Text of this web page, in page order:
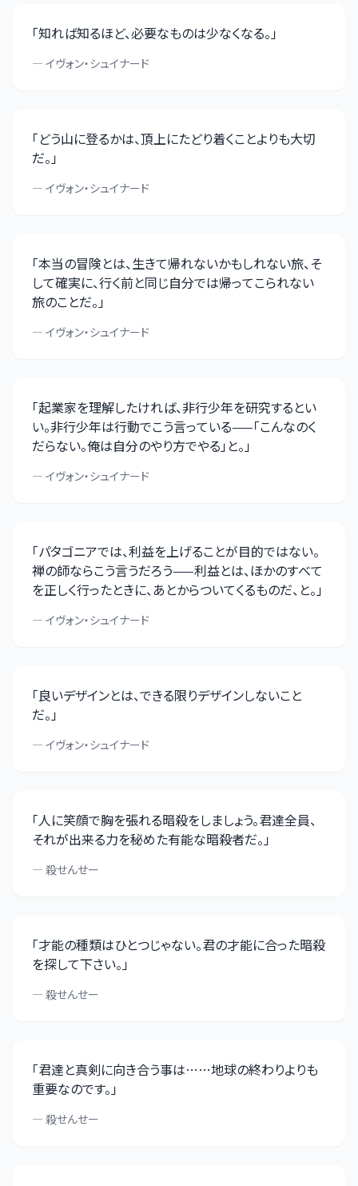
「知れば知るほど、必要なものは少なくなる。」
— イヴォン・シュイナード
「どう山に登るかは、頂上にたどり着くことよりも大切
だ。」
— イヴォン・シュイナード
「本当の冒険とは、生きて帰れないかもしれない旅、そ
して確実に、行く前と同じ自分では帰ってこられない
旅のことだ。」
— イヴォン・シュイナード
「起業家を理解したければ、非行少年を研究するとい
い。非行少年は行動でこう言っている——「こんなのく
だらない。俺は自分のやり方でやる」と。」
— イヴォン・シュイナード
「パタゴニアでは、利益を上げることが目的ではない。
禅の師ならこう言うだろう——利益とは、ほかのすべて
を正しく行ったときに、あとからついてくるものだ、と。」
— イヴォン・シュイナード
「良いデザインとは、できる限りデザインしないこと
だ。」
— イヴォン・シュイナード
「人に笑顔で胸を張れる暗殺をしましょう。君達全員、
それが出来る力を秘めた有能な暗殺者だ。」
— 殺せんせー
「才能の種類はひとつじゃない。君の才能に合った暗殺
を探して下さい。」
— 殺せんせー
「君達と真剣に向き合う事は……地球の終わりよりも
重要なのです。」
— 殺せんせー